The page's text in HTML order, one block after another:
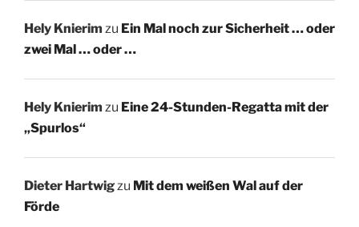
Hely Knierim zu Ein Mal noch zur Sicherheit … oder
zwei Mal … oder …
Hely Knierim zu Eine 24-Stunden-Regatta mit der
„Spurlos“
Dieter Hartwigzu Mit dem weißen Wal auf der
Förde